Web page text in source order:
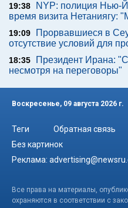
19:38
NYP: полиция Нью-
время визита Нетаниягу:
19:09
Прорвавшиеся в
отсутствие условий для
18:35
Президент Ирана:
несмотря на переговоры"
Воскресенье, 09 августа 2026 г.
Теги Обратная связь
Без картинок
Реклама:
Все права на материалы,
охраняются в соответствии с